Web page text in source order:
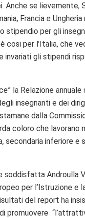
Anche se lievemente,
Francia e
stipendio per gli
cosi per l’Italia, che
invariati gli stipendi
la Relazione
insegnanti e dei
dalla
coloro che lavorano
secondaria inferiore e
soddisfatta Androulla
per l’Istruzione e
del report ha
promuovere